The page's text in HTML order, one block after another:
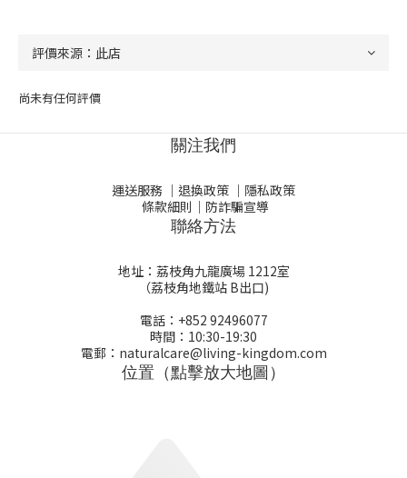
尚未有任何評價
關注我們
運送服務 ｜ 退換政策 ｜ 隱私政策
條款細則 ｜ 防詐騙宣導
聯絡方法
地址：荔枝角九龍廣場 1212室
（荔枝角地鐵站 B出口)
電話：+852 92496077
時間：10:30-19:30
電郵：naturalcare@living-kingdom.com
位置（點擊放大地圖）